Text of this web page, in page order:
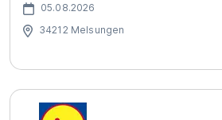
05.08.2026
34212 Melsungen